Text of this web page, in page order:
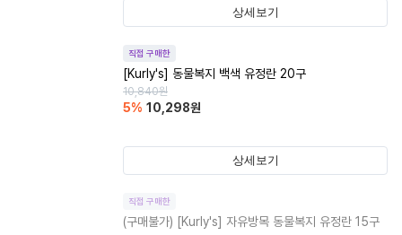
상세보기
직접 구매한
[Kurly's] 동물복지 백색 유정란 20구
10,840원
5% 10,298원
상세보기
직접 구매한
(구매불가) [Kurly's] 자유방목 동물복지 유정란 15구